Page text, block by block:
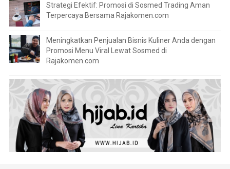
Strategi Efektif: Promosi di Sosmed Trading Aman
Terpercaya Bersama Rajakomen.com
Meningkatkan Penjualan Bisnis Kuliner Anda dengan
Promosi Menu Viral Lewat Sosmed di
Rajakomen.com